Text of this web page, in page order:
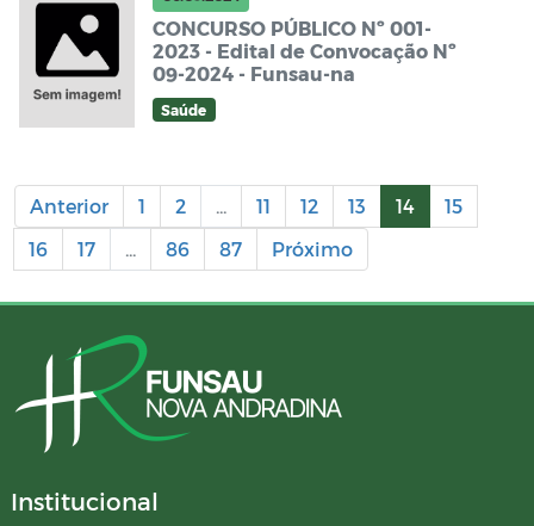
CONCURSO PÚBLICO Nº 001-
2023 - Edital de Convocação Nº
09-2024 - Funsau-na
Saúde
Anterior 1 2 ... 11 12 13 14
15
16
17 ... 86 87 Próximo
Institucional